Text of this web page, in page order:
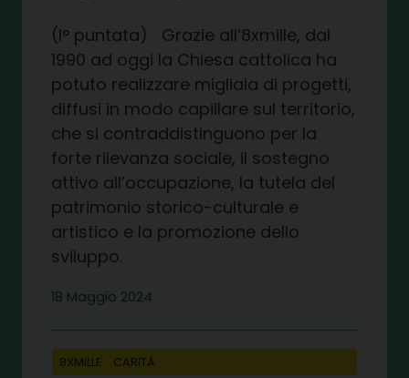
(I° puntata) Grazie all’8xmille, dal
1990 ad oggi la Chiesa cattolica ha
potuto realizzare migliaia di progetti,
diffusi in modo capillare sul territorio,
che si contraddistinguono per la
forte rilevanza sociale, il sostegno
attivo all’occupazione, la tutela del
patrimonio storico-culturale e
artistico e la promozione dello
sviluppo.
18 Maggio 2024
8XMILLE CARITÀ